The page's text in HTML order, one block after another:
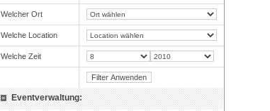
Welcher Ort
Welche Location
Welche Zeit
Eventverwaltung: